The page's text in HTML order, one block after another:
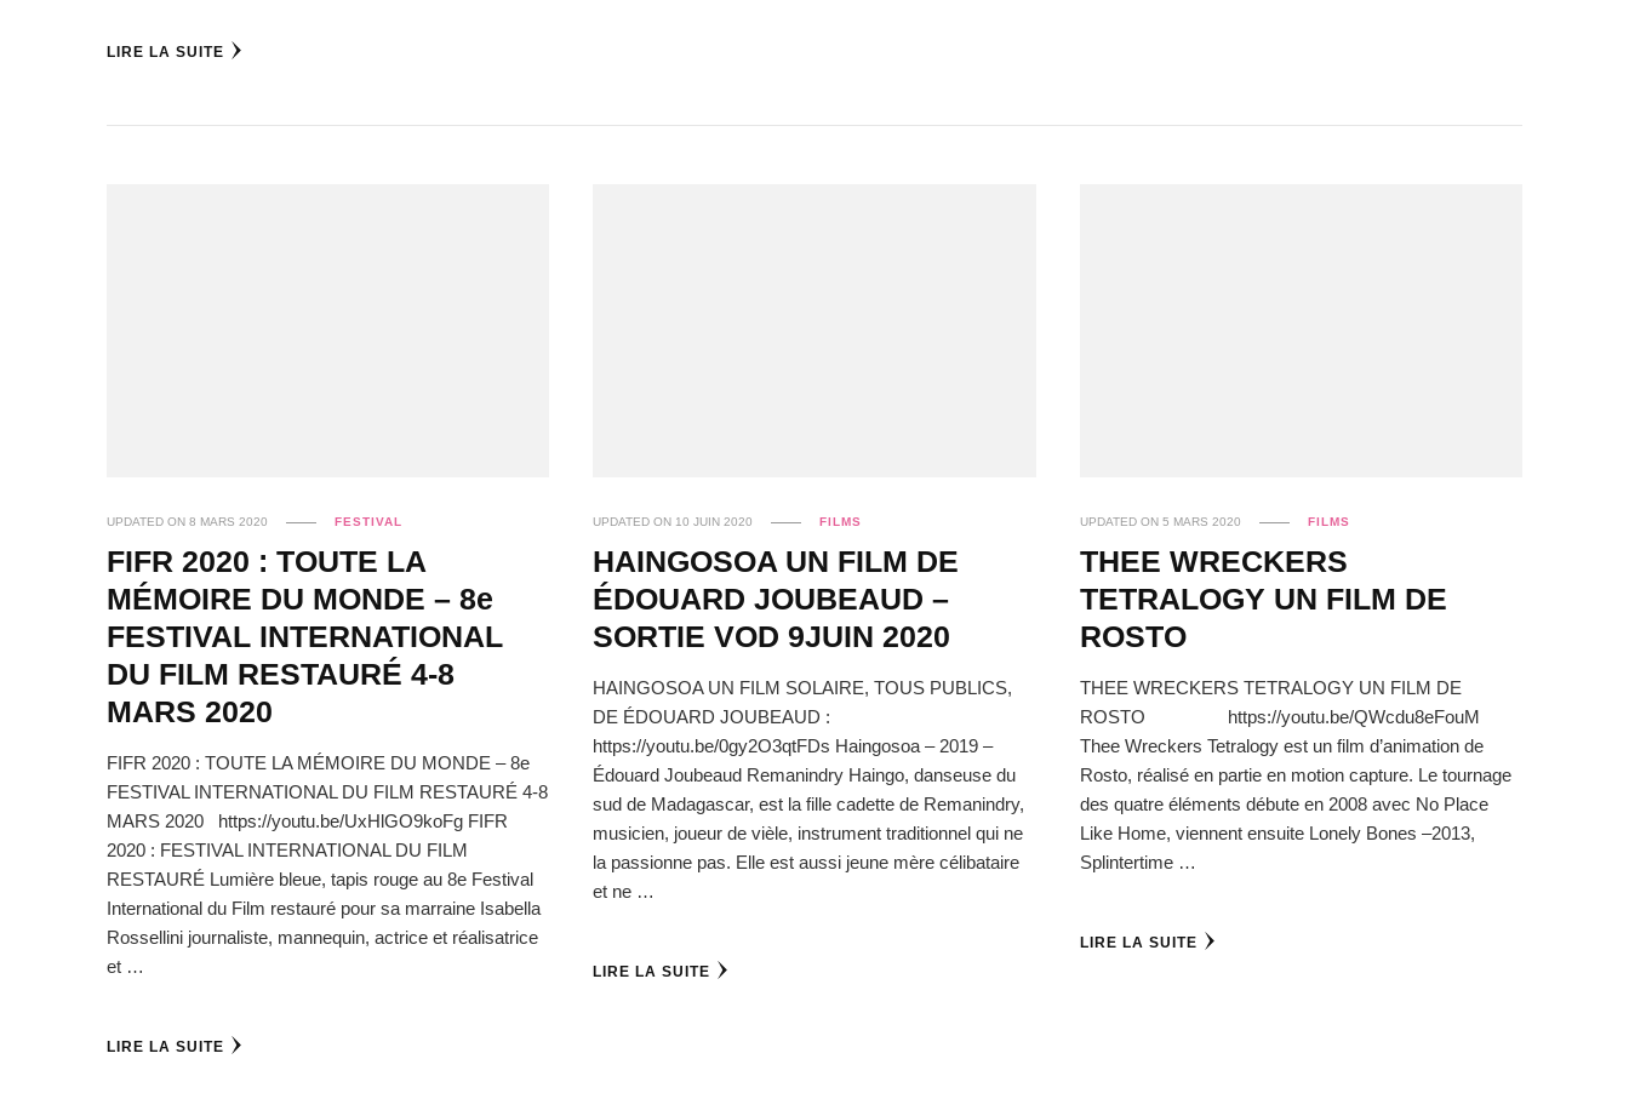
LIRE LA SUITE
UPDATED ON 8 MARS 2020 FESTIVAL
FIFR 2020 : TOUTE LA
MÉMOIRE DU MONDE – 8e
FESTIVAL INTERNATIONAL
DU FILM RESTAURÉ 4-8
MARS 2020
FIFR 2020 : TOUTE LA MÉMOIRE DU MONDE – 8e
FESTIVAL INTERNATIONAL DU FILM RESTAURÉ 4-8
MARS 2020 https://youtu.be/UxHlGO9koFg FIFR
2020 : FESTIVAL INTERNATIONAL DU FILM
RESTAURÉ Lumière bleue, tapis rouge au 8e Festival
International du Film restauré pour sa marraine Isabella
Rossellini journaliste, mannequin, actrice et réalisatrice
et …
LIRE LA SUITE
UPDATED ON 10 JUIN 2020 FILMS
HAINGOSOA UN FILM DE
ÉDOUARD JOUBEAUD –
SORTIE VOD 9JUIN 2020
HAINGOSOA UN FILM SOLAIRE, TOUS PUBLICS,
DE ÉDOUARD JOUBEAUD :
https://youtu.be/0gy2O3qtFDs Haingosoa – 2019 –
Édouard Joubeaud Remanindry Haingo, danseuse du
sud de Madagascar, est la fille cadette de Remanindry,
musicien, joueur de vièle, instrument traditionnel qui ne
la passionne pas. Elle est aussi jeune mère célibataire
et ne …
LIRE LA SUITE
UPDATED ON 5 MARS 2020 FILMS
THEE WRECKERS
TETRALOGY UN FILM DE
ROSTO
THEE WRECKERS TETRALOGY UN FILM DE
ROSTO https://youtu.be/QWcdu8eFouM
Thee Wreckers Tetralogy est un film d’animation de
Rosto, réalisé en partie en motion capture. Le tournage
des quatre éléments débute en 2008 avec No Place
Like Home, viennent ensuite Lonely Bones –2013,
Splintertime …
LIRE LA SUITE